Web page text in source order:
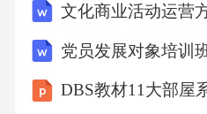
的自动化控制系统（如
S生产管理系统）。环
治理措施大气污染物：
文化商业活动运营
党员发展对象培训
DBS教材11大部屋